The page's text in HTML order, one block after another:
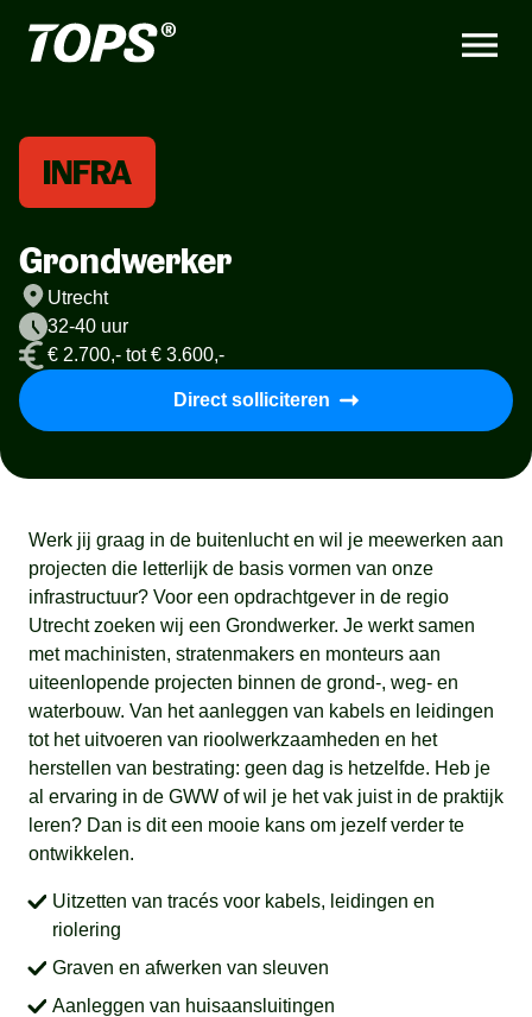
INFRA
Grondwerker
Utrecht
32-40 uur
€ 2.700,- tot € 3.600,-
Direct solliciteren
Werk jij graag in de buitenlucht en wil je meewerken aan
projecten die letterlijk de basis vormen van onze
infrastructuur? Voor een opdrachtgever in de regio
Utrecht zoeken wij een Grondwerker. Je werkt samen
met machinisten, stratenmakers en monteurs aan
uiteenlopende projecten binnen de grond-, weg- en
waterbouw. Van het aanleggen van kabels en leidingen
tot het uitvoeren van rioolwerkzaamheden en het
herstellen van bestrating: geen dag is hetzelfde. Heb je
al ervaring in de GWW of wil je het vak juist in de praktijk
leren? Dan is dit een mooie kans om jezelf verder te
ontwikkelen.
Uitzetten van tracés voor kabels, leidingen en
riolering
Graven en afwerken van sleuven
Aanleggen van huisaansluitingen